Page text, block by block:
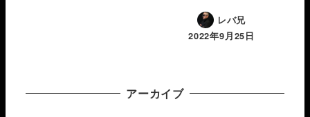
レバ兄
2022年9月25日
アーカイブ